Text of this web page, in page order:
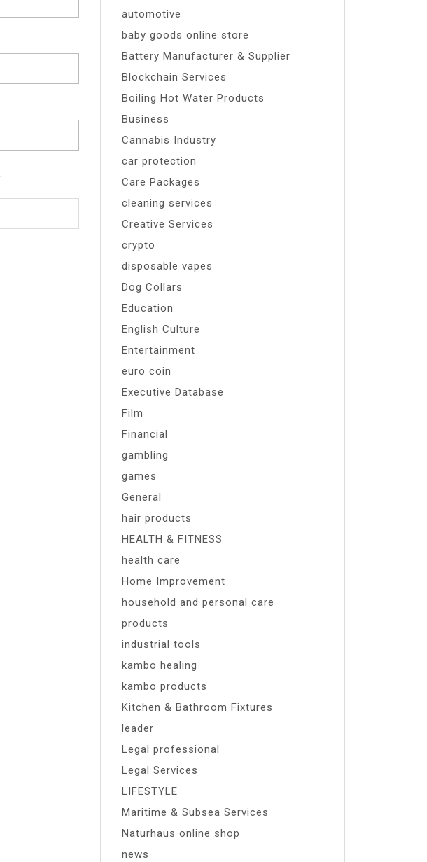
automotive
baby goods online store
Battery Manufacturer & Supplier
Blockchain Services
Boiling Hot Water Products
Business
Cannabis Industry
car protection
Care Packages
cleaning services
Creative Services
crypto
disposable vapes
Dog Collars
Education
English Culture
Entertainment
euro coin
Executive Database
Film
Financial
gambling
games
General
hair products
HEALTH & FITNESS
health care
Home Improvement
household and personal care
products
industrial tools
kambo healing
kambo products
Kitchen & Bathroom Fixtures
leader
Legal professional
Legal Services
LIFESTYLE
Maritime & Subsea Services
Naturhaus online shop
news